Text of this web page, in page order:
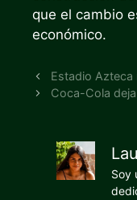
que el cambio
económico.
Estadio Azteca
Coca-Cola
Soy